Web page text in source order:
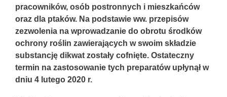
pracowników, osób postronnych i mieszkańców
oraz dla ptaków. Na podstawie ww. przepisów
zezwolenia na wprowadzanie do obrotu środków
ochrony roślin zawierających w swoim składzie
substancję dikwat zostały cofnięte. Ostateczny
termin na zastosowanie tych preparatów upłynął w
dniu 4 lutego 2020 r.